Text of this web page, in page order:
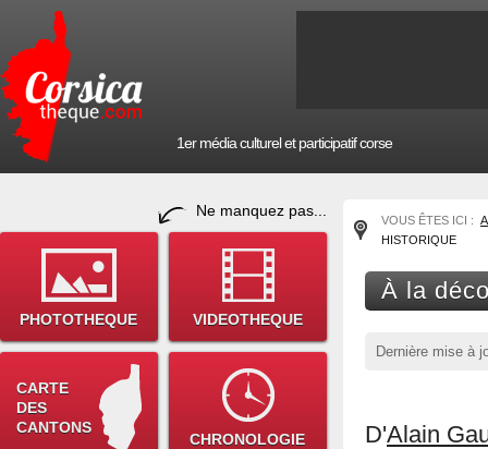
1er média culturel et participatif corse
Ne manquez pas...
PHOTOTHEQUE VIDEOTHEQUE
CARTE
DES
CANTONS
CHRONOLOGIE
VOUS ÊTES ICI :
HISTORIQUE
À la
Dernière mise à
D'Alain